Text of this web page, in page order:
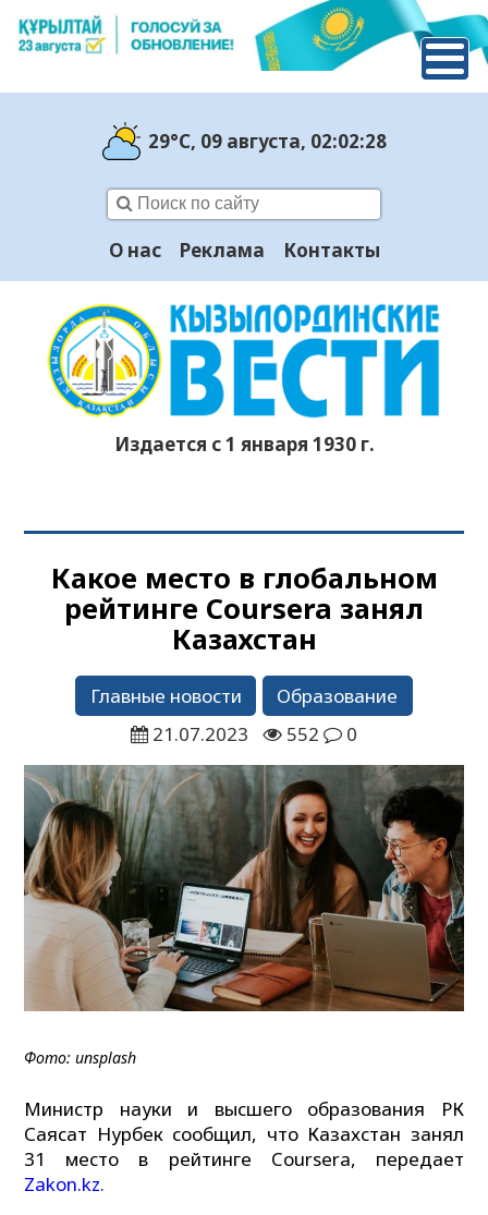
29°C, 09 августа, 02:02:28
О нас Реклама Контакты
Издается с 1 января 1930 г.
Какое место в глобальном
рейтинге Coursera занял
Казахстан
Главные новости
Образование
21.07.2023
552 0
Фото: unsplash
Министр науки и высшего образования РК
Саясат Нурбек сообщил, что Казахстан занял
31 место в рейтинге Coursera, передает
Zakon.kz.